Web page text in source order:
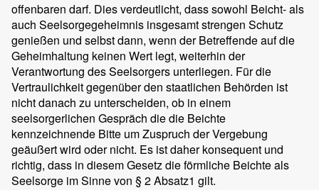
offenbaren darf. Dies verdeutlicht, dass sowohl Beicht- als
auch Seelsorgegeheimnis insgesamt strengen Schutz
genießen und selbst dann, wenn der Betreffende auf die
Geheimhaltung keinen Wert legt, weiterhin der
Verantwortung des Seelsorgers unterliegen. Für die
Vertraulichkeit gegenüber den staatlichen Behörden ist
nicht danach zu unterscheiden, ob in einem
seelsorgerlichen Gespräch die die Beichte
kennzeichnende Bitte um Zuspruch der Vergebung
geäußert wird oder nicht. Es ist daher konsequent und
richtig, dass in diesem Gesetz die förmliche Beichte als
Seelsorge im Sinne von § 2 Absatz1 gilt.